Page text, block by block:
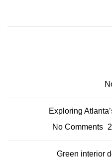
Exploring
No Comments
Green interior